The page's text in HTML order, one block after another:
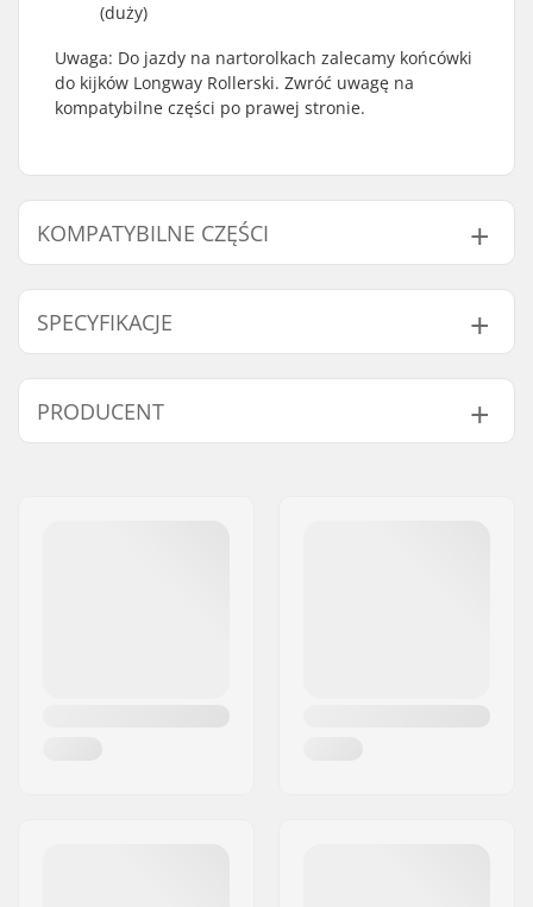
(duży)
Uwaga: Do jazdy na nartorolkach zalecamy końcówki
do kijków Longway Rollerski. Zwróć uwagę na
kompatybilne części po prawej stronie.
KOMPATYBILNE CZĘŚCI
Znajdź produkty kompatybilne z Longway 50%
Carbon Kije Biegowe:
SPECYFIKACJE
Średnica czubka: 10mm
PRODUCENT